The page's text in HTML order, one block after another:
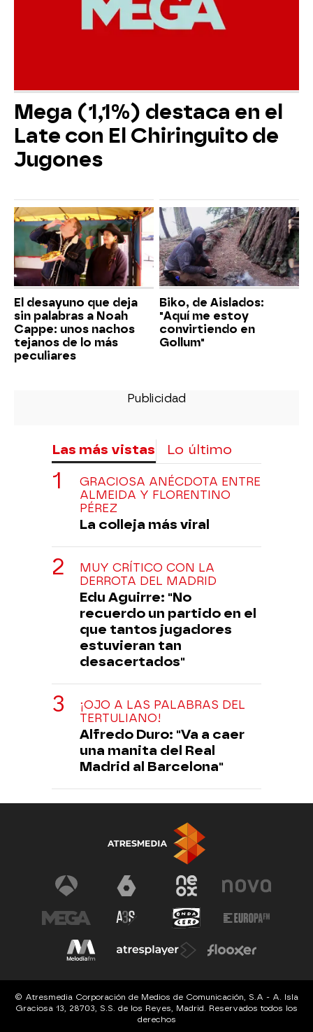
Mega (1,1%) destaca en el
Late con El Chiringuito de
Jugones
El desayuno que deja
sin palabras a Noah
Cappe: unos nachos
tejanos de lo más
peculiares
Biko, de Aislados:
"Aquí me estoy
convirtiendo en
Gollum"
Las más vistas Lo último
GRACIOSA ANÉCDOTA ENTRE
ALMEIDA Y FLORENTINO
PÉREZ
La colleja más viral
MUY CRÍTICO CON LA
DERROTA DEL MADRID
Edu Aguirre: "No
recuerdo un partido en el
que tantos jugadores
estuvieran tan
desacertados"
¡OJO A LAS PALABRAS DEL
TERTULIANO!
Alfredo Duro: "Va a caer
una manita del Real
Madrid al Barcelona"
© Atresmedia Corporación de Medios de Comunicación, S.A - A. Isla
Graciosa 13, 28703, S.S. de los Reyes, Madrid. Reservados todos los
derechos